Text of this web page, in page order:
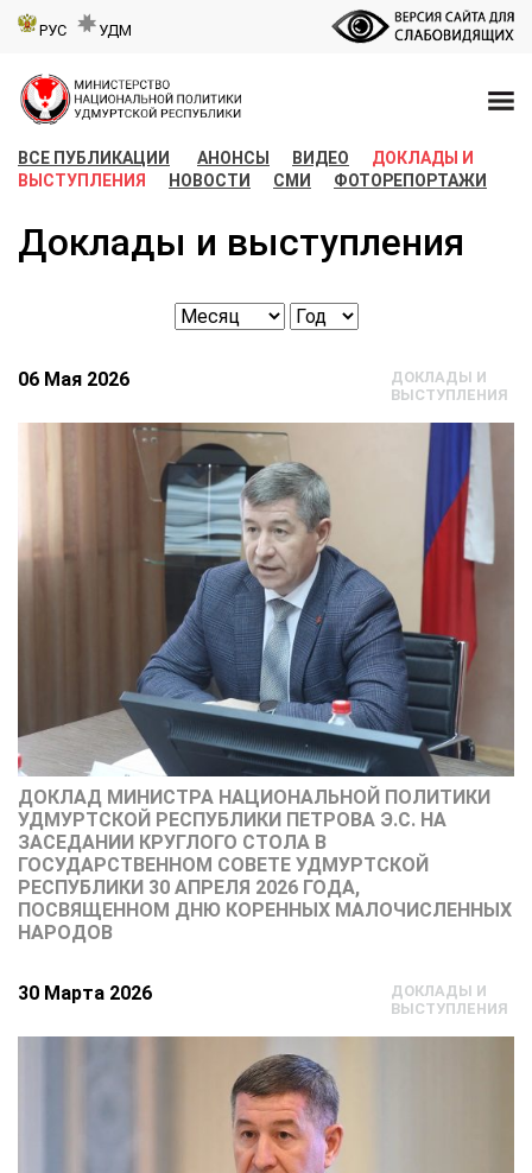
РУС УДМ
ВСЕ ПУБЛИКАЦИИ АНОНСЫ ВИДЕО
ДОКЛАДЫ И
ВЫСТУПЛЕНИЯ
НОВОСТИ СМИ ФОТОРЕПОРТАЖИ
Доклады и выступления
06 Мая 2026
ДОКЛАДЫ И
ВЫСТУПЛЕНИЯ
ДОКЛАД МИНИСТРА НАЦИОНАЛЬНОЙ ПОЛИТИКИ
УДМУРТСКОЙ РЕСПУБЛИКИ ПЕТРОВА Э.С. НА
ЗАСЕДАНИИ КРУГЛОГО СТОЛА В
ГОСУДАРСТВЕННОМ СОВЕТЕ УДМУРТСКОЙ
РЕСПУБЛИКИ 30 АПРЕЛЯ 2026 ГОДА,
ПОСВЯЩЕННОМ ДНЮ КОРЕННЫХ МАЛОЧИСЛЕННЫХ
НАРОДОВ
30 Марта 2026
ДОКЛАДЫ И
ВЫСТУПЛЕНИЯ